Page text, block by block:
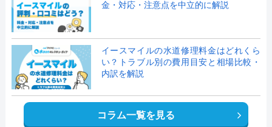
金・対応・注意点を中立的に解説
イースマイルの水道修理料金はどれくら
い？トラブル別の費用目安と相場比較・
内訳を解説
コラム一覧を見る